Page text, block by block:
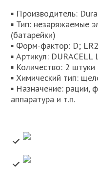
▪ Производитель:
▪ Тип: незаряжаемые
(батарейки)
▪ Форм-фактор: D;
▪ Артикул: DURACELL
▪ Количество: 2 штуки
▪ Химический тип:
▪ Назначение: рации,
аппаратура и т.п.